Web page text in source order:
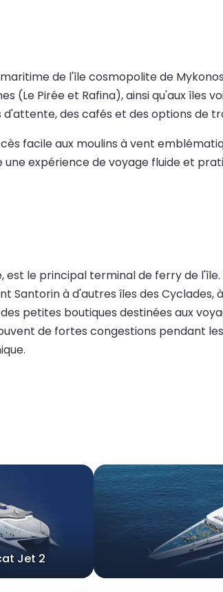
de l'île cosmopolite de
Pirée et Rafina), ainsi qu'aux îles
des cafés et des options de
facile aux moulins à vent
expérience de voyage fluide et
est le principal terminal de ferry de
Santorin à d'autres îles des
petites boutiques destinées aux
de fortes congestions pendant
Jet 2